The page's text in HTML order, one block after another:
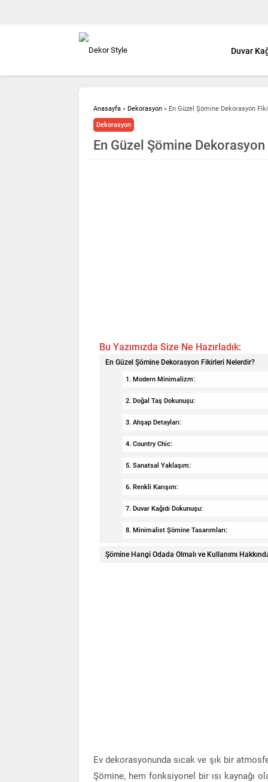
Duvar
Anasayfa » Dekorasyon » En Güzel Şömine Dekorasyon
Dekorasyon
En Güzel Şömine
Bu Yazımızda Size Ne Hazırladık:
En Güzel Şömine Dekorasyon Fikirleri Nelerdir?
1. Modern Minimalizm:
2. Doğal Taş Dokunuşu:
3. Ahşap Detayları:
4. Country Chic:
5. Sanatsal Yaklaşım:
6. Renkli Karışım:
7. Duvar Kağıdı Dokunuşu:
8. Minimalist Şömine Tasarımları:
Şömine Hangi Odada Olmalı ve Kullanımı
Ev dekorasyonunda sıcak ve şık bir
Şömine, hem fonksiyonel bir ısı kaynağı